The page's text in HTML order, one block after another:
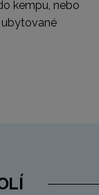
kempu, nebo